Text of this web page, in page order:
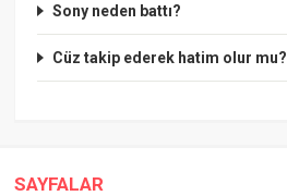
Sony neden battı?
Cüz takip ederek hatim olur mu?
SAYFALAR